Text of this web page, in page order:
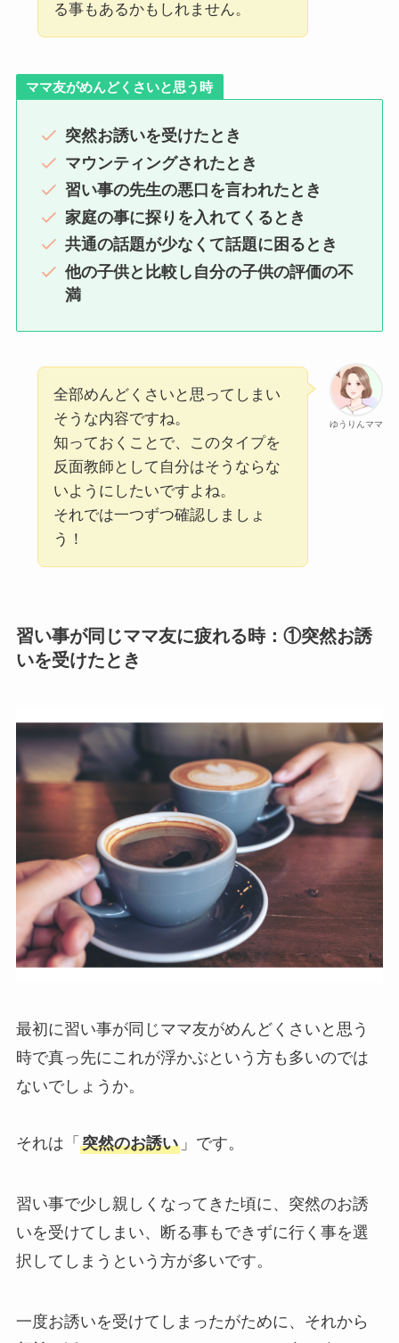
る事もあるかもしれません。
ママ友がめんどくさいと思う時
突然お誘いを受けたとき
マウンティングされたとき
習い事の先生の悪口を言われたとき
家庭の事に探りを入れてくるとき
共通の話題が少なくて話題に困るとき
他の子供と比較し自分の子供の評価の不
満
ゆうりんママ
全部めんどくさいと思ってしまい
そうな内容ですね。
知っておくことで、このタイプを
反面教師として自分はそうならな
いようにしたいですよね。
それでは一つずつ確認しましょ
う！
習い事が同じママ友に疲れる時：①突然お誘
いを受けたとき
最初に習い事が同じママ友がめんどくさいと思う
時で真っ先にこれが浮かぶという方も多いのでは
ないでしょうか。
それは「 突然のお誘い」です。
習い事で少し親しくなってきた頃に、突然のお誘
いを受けてしまい、断る事もできずに行く事を選
択してしまうという方が多いです。
一度お誘いを受けてしまったがために、それから